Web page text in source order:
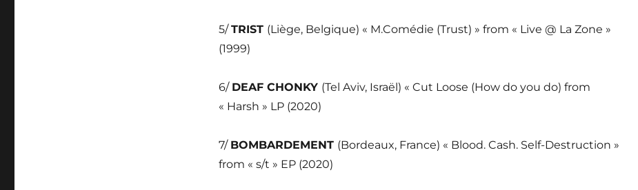
5/TRIST (Liège, Belgique) « M.Comédie (Trust) » from « Live @ La Zone »
(1999)
6/ DEAF CHONKY (Tel Aviv, Israël) « Cut Loose (How do you do) from
« Harsh » LP (2020)
7/ BOMBARDEMENT (Bordeaux, France) « Blood. Cash. Self-Destruction »
from « s/t » EP (2020)